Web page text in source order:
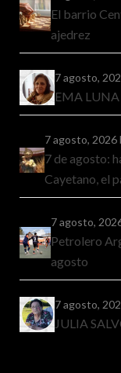
El barrio
ajedrez
7 agosto,
EMA LUNA
7 agosto, 2026
7 de agosto:
Cayetano, el
7 agosto,
Petrolero
agosto
7 agosto,
JULIA